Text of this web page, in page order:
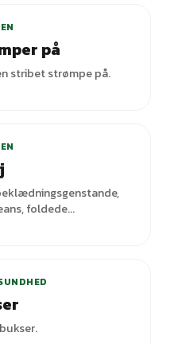
på
stribet strømpe på.
foldede...